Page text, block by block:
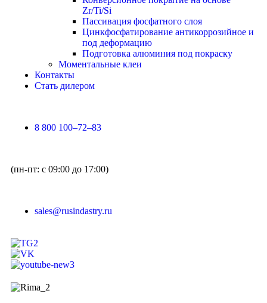
Zr/Ti/Si
Пассивация фосфатного слоя
Цинкфосфатирование антикоррозийное и
под деформацию
Подготовка алюминия под покраску
Моментальные клеи
Контакты
Стать дилером
8 800 100–72–83
(пн-пт: с 09:00 до 17:00)
sales@rusindastry.ru